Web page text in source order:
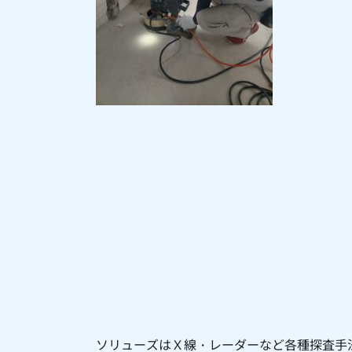
ソリューズはＸ線・レーダーなど各種探査手